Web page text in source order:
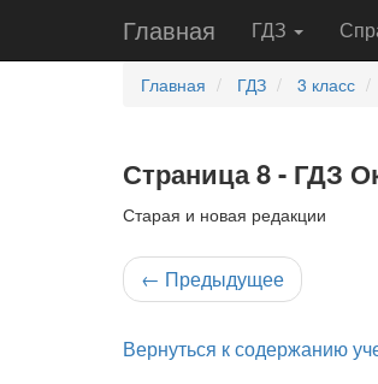
Главная ГДЗ
Главная ГДЗ 3 класс
Страница 8 - ГДЗ
Старая и новая редакции
← Предыдущее
Вернуться к содержанию